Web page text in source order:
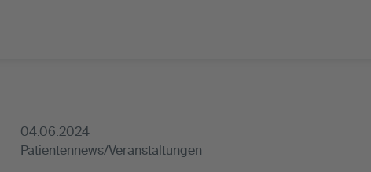
04.06.2024
Patientennews/Veranstaltungen